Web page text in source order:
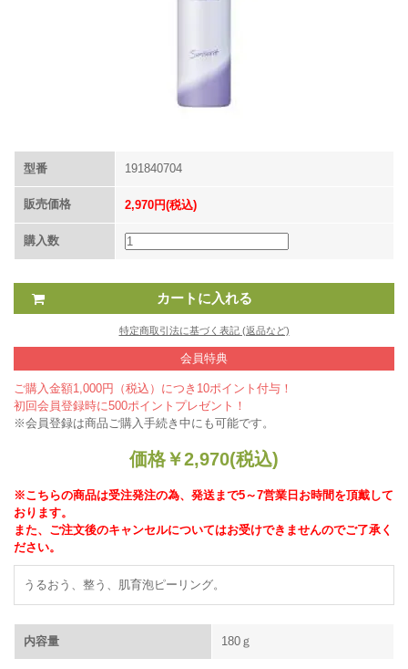
型番 191840704
販売価格 2,970円(税込)
購入数
特定商取引法に基づく表記 (返品など)
会員特典
ご購入金額1,000円（税込）につき10ポイント付与！
初回会員登録時に500ポイントプレゼント！
※会員登録は商品ご購入手続き中にも可能です。
価格￥2,970(税込)
※こちらの商品は受注発注の為、発送まで5～7営業日お時間を頂戴して
おります。
また、ご注文後のキャンセルについてはお受けできませんのでご了承く
ださい。
うるおう、整う、肌育泡ピーリング。
内容量 180ｇ